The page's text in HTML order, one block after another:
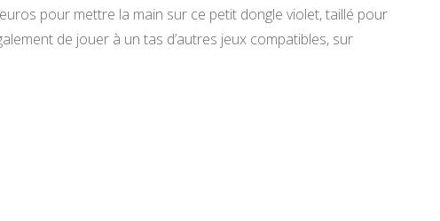
pour mettre la main sur ce petit dongle violet, taillé pour
de jouer à un tas d’autres jeux compatibles, sur